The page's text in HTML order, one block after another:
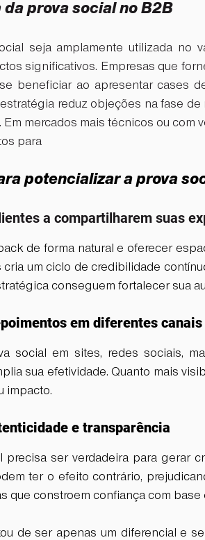
prova social no B2B
seja amplamente utilizada no
significativos. Empresas que
beneficiar ao apresentar cases
reduz objeções na fase
mercados mais técnicos ou com
para
potencializar a prova
a compartilharem suas
de forma natural e oferecer
cria um ciclo de credibilidade
conseguem fortalecer sua
em diferentes
social em sites, redes sociais,
sua efetividade. Quanto mais
impacto.
e transparência
precisa ser verdadeira para gerar
ter o efeito contrário,
que constroem confiança com
de ser apenas um diferencial e